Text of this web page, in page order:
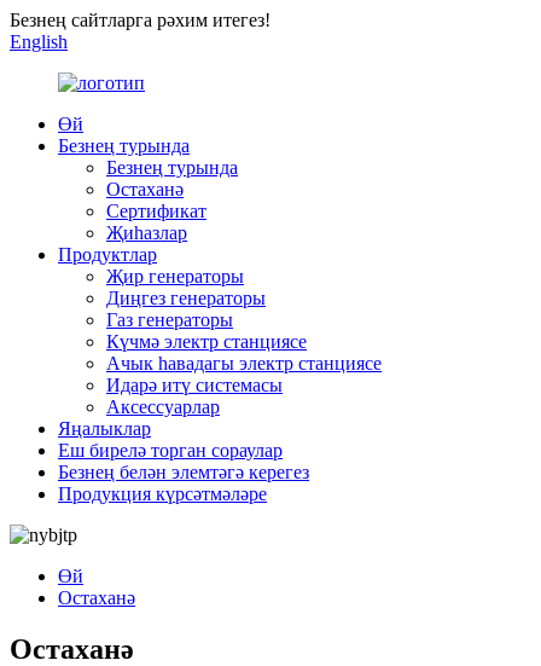
Безнең сайтларга рәхим итегез!
English
Өй
Безнең турында
Безнең турында
Остаханә
Сертификат
Җиһазлар
Продуктлар
Җир генераторы
Диңгез генераторы
Газ генераторы
Күчмә электр станциясе
Ачык һавадагы электр станциясе
Идарә итү системасы
Аксессуарлар
Яңалыклар
Еш бирелә торган сораулар
Безнең белән элемтәгә керегез
Продукция күрсәтмәләре
Өй
Остаханә
Остаханә